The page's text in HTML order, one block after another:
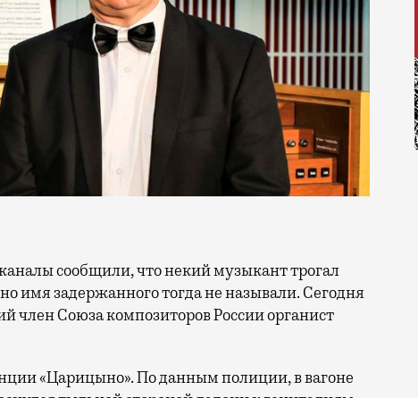
имя задержанного тогда не называли. Сегодня
член Союза композиторов России органист
«Царицыно». По данным полиции, в вагоне